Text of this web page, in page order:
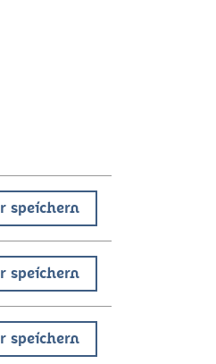
speichern
speichern
speichern